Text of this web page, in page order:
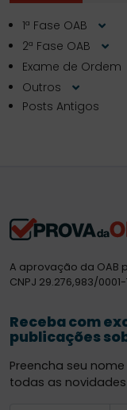
1ª Fase OAB
2ª Fase OAB
Exame de Ordem
Outros
Posts Antigos
A aprovação da OAB
CNPJ 29.276,983/
Receba com
publicações
Preencha seu
todas as novidades